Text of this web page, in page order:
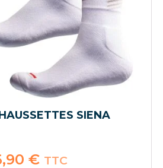
SIENA
€ TTC